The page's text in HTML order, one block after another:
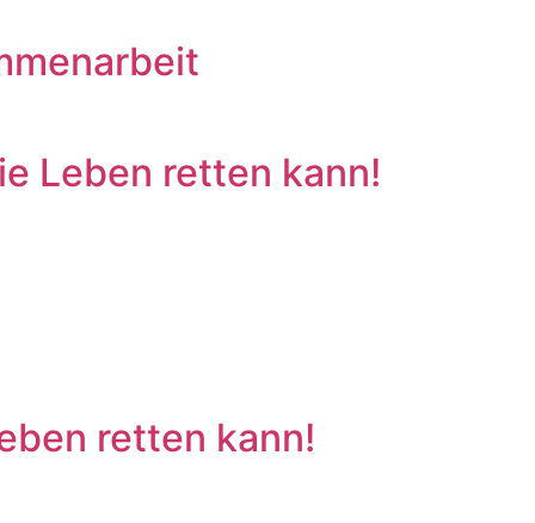
Leben retten kann!
retten kann!